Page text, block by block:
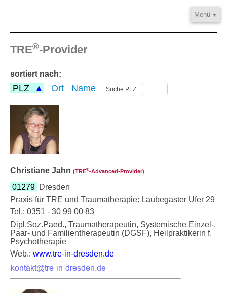
®
Menü
TRE®-Provider
sortiert nach:
PLZ Ort Name Suche PLZ:
Christiane Jahn (TRE®‑Advanced-Provider)
01279 Dresden
Praxis für TRE und Traumatherapie: Laubegaster Ufer 29
Tel.: 0351 - 30 99 00 83
Dipl.Soz.Paed., Traumatherapeutin, Systemische Einzel-,
Paar- und Familientherapeutin (DGSF), Heilpraktikerin f.
Psychotherapie
Web.: www.tre-in-dresden.de